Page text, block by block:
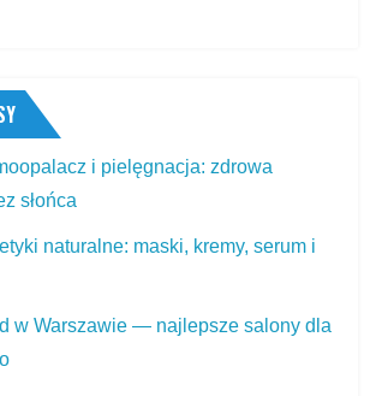
i pielęgnacja: zdrowa
słońca
naturalne: maski, kremy, serum i
w Warszawie — najlepsze salony dla